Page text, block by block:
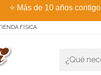
⭐ Más de 10 años contigo
FÍSICA